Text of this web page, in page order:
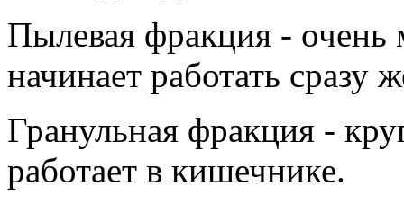
Пылевая фракция - очень
начинает работать
Гранульная фракция -
работает в кишечнике.